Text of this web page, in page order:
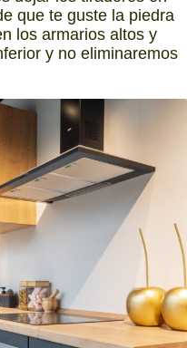
que te guste la piedra
los armarios altos y
y no eliminaremos